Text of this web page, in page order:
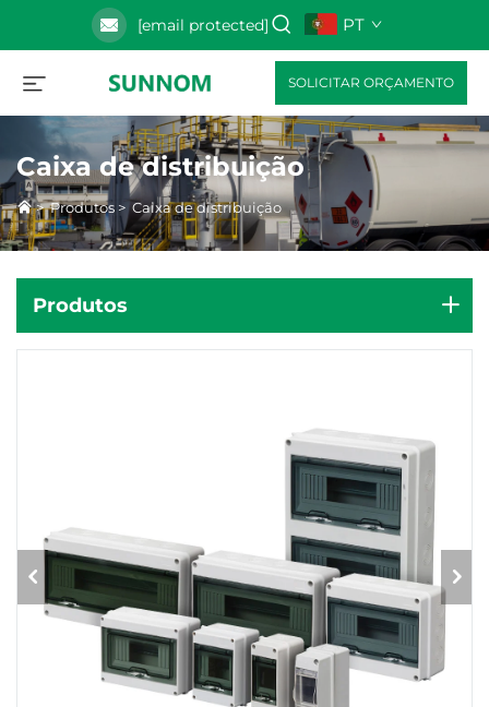
[email protected] PT
SOLICITAR ORÇAMENTO
Caixa de distribuição
>Produtos >Caixa de distribuição
Produtos